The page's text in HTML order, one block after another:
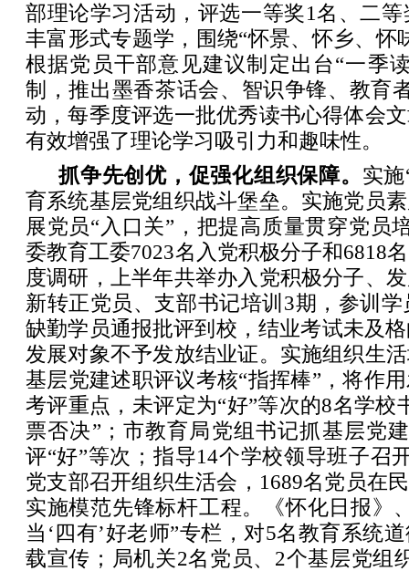
部理论学习活动，评选一等奖1名、二
丰富形式专题学，围绕“怀景、怀乡、怀
根据党员干部意见建议制定出台“一季
制，推出墨香茶话会、智识争锋、教育
动，每季度评选一批优秀读书心得体会
有效增强了理论学习吸引力和趣味性。
抓争先创优，促强化组织保障。 实
育系统基层党组织战斗堡垒。实施党员
展党员“入口关”，把提高质量贯穿党员
委教育工委7023名入党积极分子和6818
度调研，上半年共举办入党积极分子、
新转正党员、支部书记培训3期，参训
缺勤学员通报批评到校，结业考试未及
发展对象不予发放结业证。实施组织生
基层党建述职评议考核“指挥棒”，将作
考评重点，未评定为“好”等次的8名学校
票否决”；市教育局党组书记抓基层党
评“好”等次；指导14个学校领导班子召
党支部召开组织生活会，1689名党员在
实施模范先锋标杆工程。《怀化日报》
当‘四有’好老师”专栏，对5名教育系统
载宣传；局机关2名党员、2个基层党组